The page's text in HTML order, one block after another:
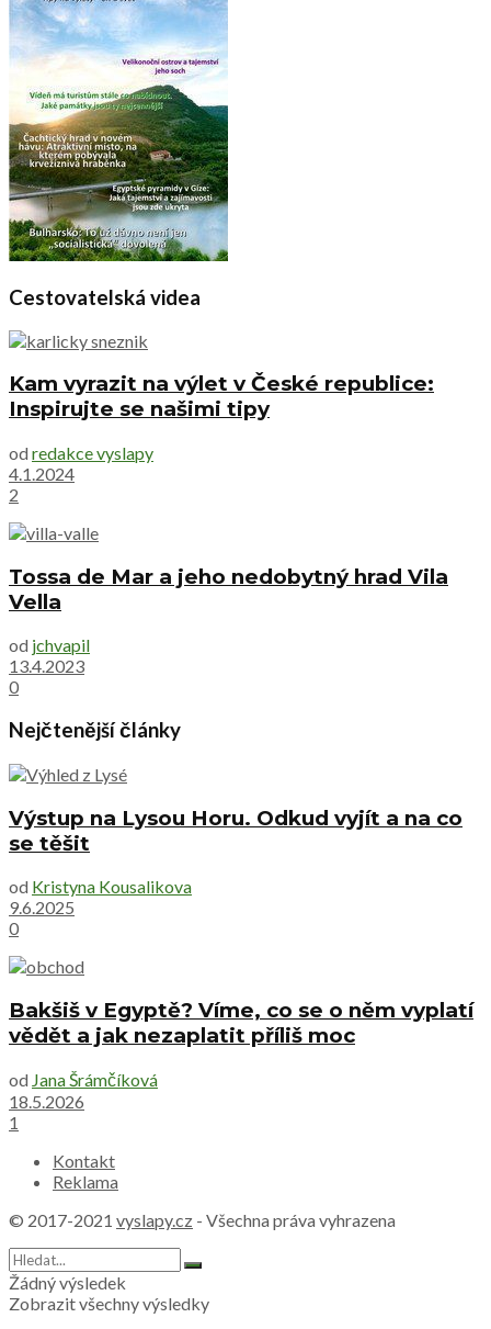
Cestovatelská videa
Kam vyrazit na výlet v České republice:
Inspirujte se našimi tipy
od redakce vyslapy
4.1.2024
2
Tossa de Mar a jeho nedobytný hrad Vila
Vella
od jchvapil
13.4.2023
0
Nejčtenější články
Výstup na Lysou Horu. Odkud vyjít a na co
se těšit
od Kristyna Kousalikova
9.6.2025
0
Bakšiš v Egyptě? Víme, co se o něm vyplatí
vědět a jak nezaplatit příliš moc
od Jana Šrámčíková
18.5.2026
1
Kontakt
Reklama
© 2017-2021 vyslapy.cz - Všechna práva vyhrazena
Žádný výsledek
Zobrazit všechny výsledky